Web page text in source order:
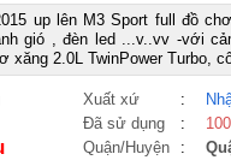
up lên M3 Sport full đồ
gió , đèn led ...v..vv -với
xăng 2.0L TwinPower Turbo,
Xuất xứ :
Đã sử dụng :
Quận/Huyện :